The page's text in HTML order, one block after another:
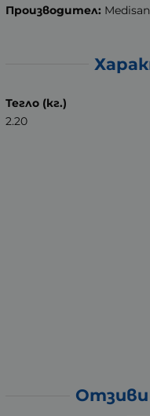
Производител:
Тегло (кг.)
2.20